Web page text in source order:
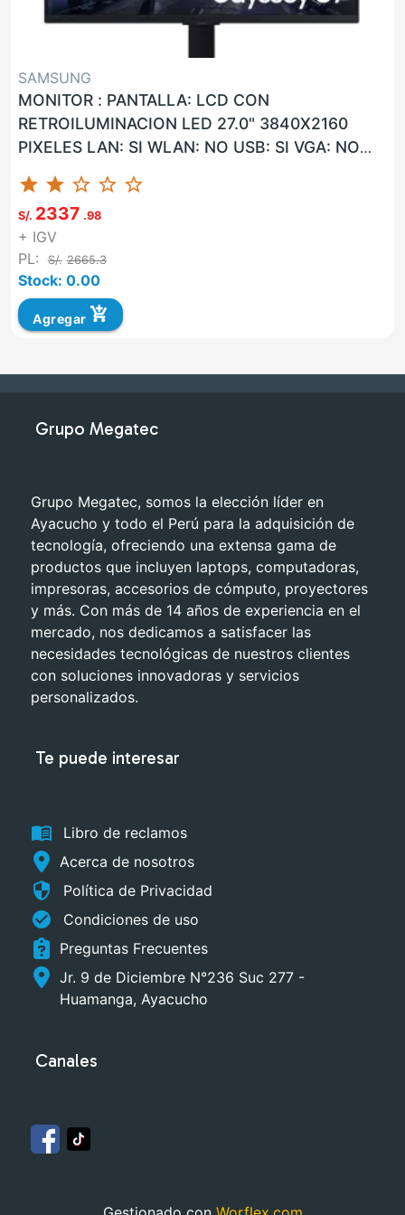
SAMSUNG
MONITOR : PANTALLA: LCD CON
RETROILUMINACION LED 27.0" 3840X2160
PIXELES LAN: SI WLAN: NO USB: SI VGA: NO
HDMI: SI G. F: 36 MESES ON-SITE UNIDAD
MARCA...
star star star_border star_border star_border
S/. 2337 .98
+ IGV
PL:
S/. 2665.3
Stock: 0.00
Agregar add_shopping_cart
Grupo Megatec
Grupo Megatec, somos la elección líder en
Ayacucho y todo el Perú para la adquisición de
tecnología, ofreciendo una extensa gama de
productos que incluyen laptops, computadoras,
impresoras, accesorios de cómputo, proyectores
y más. Con más de 14 años de experiencia en el
mercado, nos dedicamos a satisfacer las
necesidades tecnológicas de nuestros clientes
con soluciones innovadoras y servicios
personalizados.
Te puede interesar
menu_book
Libro de reclamos
Acerca de nosotros
security Política de Privacidad
check_circle
Condiciones de uso
Preguntas Frecuentes
Jr. 9 de Diciembre N°236 Suc 277 -
Huamanga, Ayacucho
Canales